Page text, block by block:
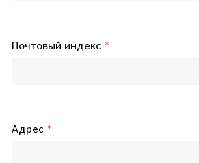
Почтовый индекс *
Адрес *